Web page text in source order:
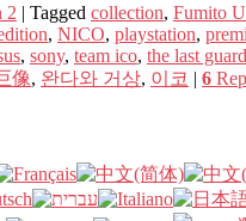
2 | Tagged collection, Fumito
, NICO, playstation,
, sony, team ico, the last
像, 완다와 거상, 이코 | 6